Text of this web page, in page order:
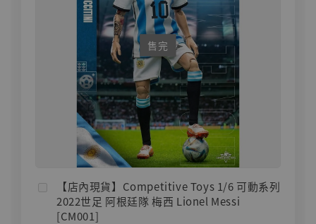
售完
【店內現貨】Competitive Toys 1/6 可動系列
2022世足 阿根廷隊 梅西 Lionel Messi
[CM001]